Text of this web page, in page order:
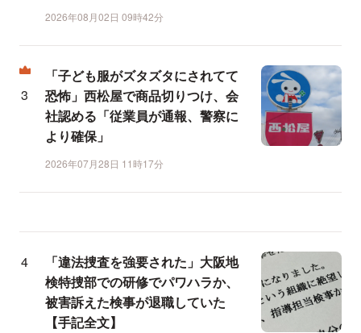
2026年08月02日 09時42分
「子ども服がズタズタにされてて
恐怖」西松屋で商品切りつけ、会
社認める「従業員が通報、警察に
より確保」
2026年07月28日 11時17分
「違法捜査を強要された」大阪地
検特捜部での研修でパワハラか、
被害訴えた検事が退職していた
【手記全文】